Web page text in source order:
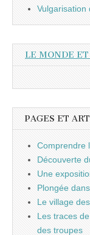
Vulgarisation
LE MONDE ET
PAGES ET
Comprendre
Découverte
Une
Plongée
Le village
Les traces
des troupes